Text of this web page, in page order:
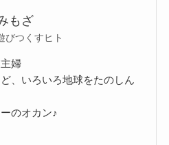
もざ
びつくすヒト
婦
、いろいろ地球をたのしん
のオカン♪